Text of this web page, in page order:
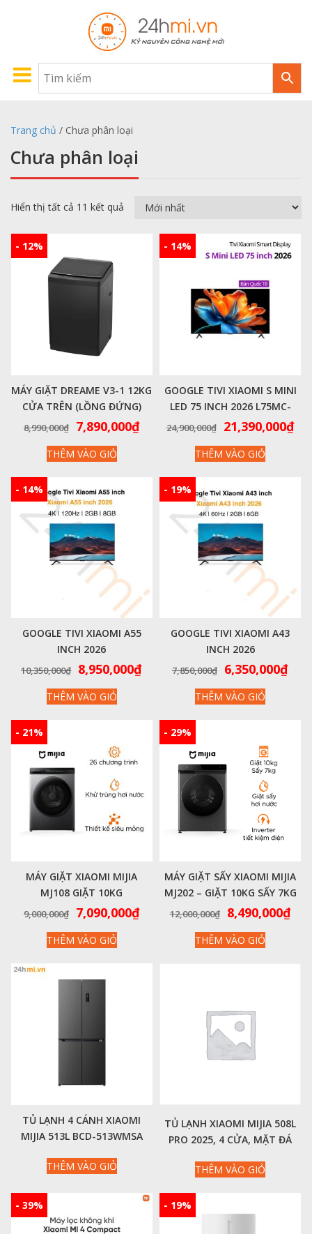
Trang chủ / Chưa phân loại
Chưa phân loại
Hiển thị tất cả 11 kết quả
- 12%
MÁY GIẶT DREAME V3-1 12KG
CỬA TRÊN (LỒNG ĐỨNG)
DWT12D31BASE – CÔNG
CHẾ VI KHUẨN, TÍCH HỢP SẤY
8,990,000₫
Giá
là:
7,890,000₫Giá
7,890,000₫.
THÊM VÀO GIỎ
- 14%
GOOGLE TIVI XIAOMI S MINI
LED 75 INCH 2026 L75MC-
SSEA 4K|60HZ|2GB|32GB –
24,900,000₫
Giá
là:
21,390,000₫
THÊM VÀO GIỎ
- 14%
GOOGLE TIVI XIAOMI A55
INCH 2026
4K|120HZ|2GB|8GB – CHÍNH
10,350,000₫ Giá
gốc
là:
8,950,000₫Giá
8,950,000₫.
THÊM VÀO GIỎ
- 19%
GOOGLE TIVI XIAOMI A43
INCH 2026
4K|60HZ|2GB|8GB – CHÍNH
7,850,000₫
Giá
gốc
là:
6,350,000₫Giá
THÊM VÀO GIỎ
- 21%
MÁY GIẶT XIAOMI MIJIA
MJ108 GIẶT 10KG
9,000,000₫
Giá
gốc
là:
7,090,000₫Giá
THÊM VÀO GIỎ
- 29%
MÁY GIẶT SẤY XIAOMI MIJIA
MJ202 – GIẶT 10KG SẤY 7KG
12,000,000₫
Giá
gốc
là:
8,490,000₫Giá
THÊM VÀO GIỎ
TỦ LẠNH 4 CÁNH XIAOMI
MIJIA 513L BCD-513WMSA
THÊM VÀO GIỎ
TỦ LẠNH XIAOMI MIJIA 508L
PRO 2025, 4 CỬA, MẶT ĐÁ
THÊM VÀO GIỎ
- 39% - 19%